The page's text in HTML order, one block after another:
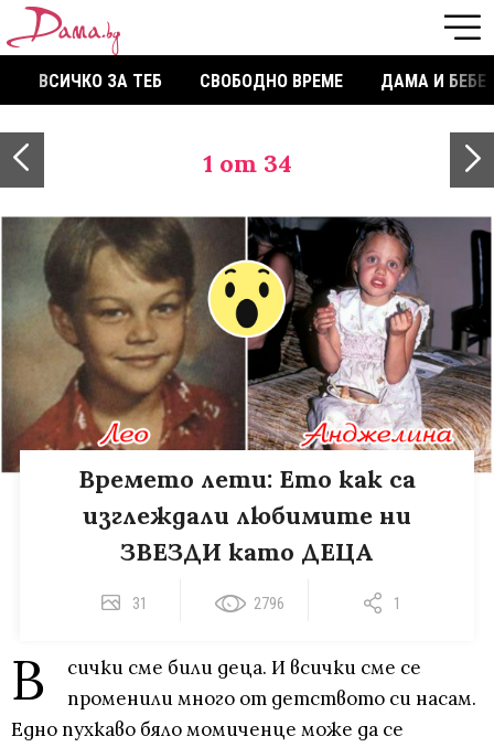
ВСИЧКО ЗА ТЕБ СВОБОДНО ВРЕМЕ ДАМА И БЕБЕ
1 от 34
Времето лети: Ето как са
изглеждали любимите ни
ЗВЕЗДИ като ДЕЦА
31 2796 1
В
сички сме били деца. И всички сме се
променили много от детството си насам.
Едно пухкаво бяло момиченце може да се